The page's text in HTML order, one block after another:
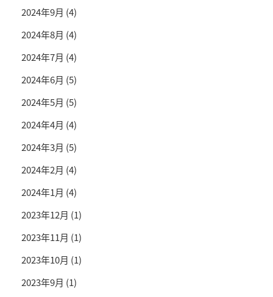
2024年9月 (4)
2024年8月 (4)
2024年7月 (4)
2024年6月 (5)
2024年5月 (5)
2024年4月 (4)
2024年3月 (5)
2024年2月 (4)
2024年1月 (4)
2023年12月 (1)
2023年11月 (1)
2023年10月 (1)
2023年9月 (1)